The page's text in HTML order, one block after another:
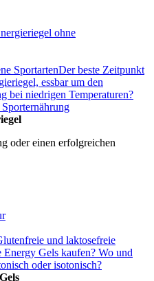
ohne
SportartenDer beste Zeitpunkt
essbar um den
bei niedrigen Temperaturen?
oder einen erfolgreichen
und laktosefreie
Energy Gels kaufen? Wo und
oder isotonisch?